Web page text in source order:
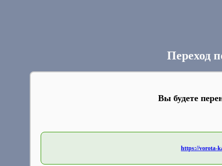
Переход
Вы будете
https://vorota-